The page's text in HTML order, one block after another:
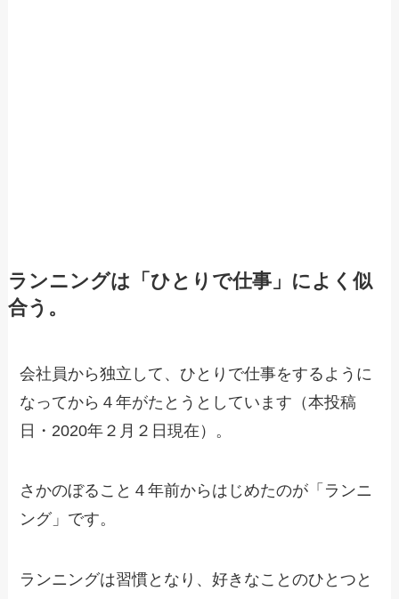
ランニングは「ひとりで仕事」によく似
合う。
会社員から独立して、ひとりで仕事をするように
なってから４年がたとうとしています（本投稿
日・2020年２月２日現在）。
さかのぼること４年前からはじめたのが「ランニ
ング」です。
ランニングは習慣となり、好きなことのひとつと